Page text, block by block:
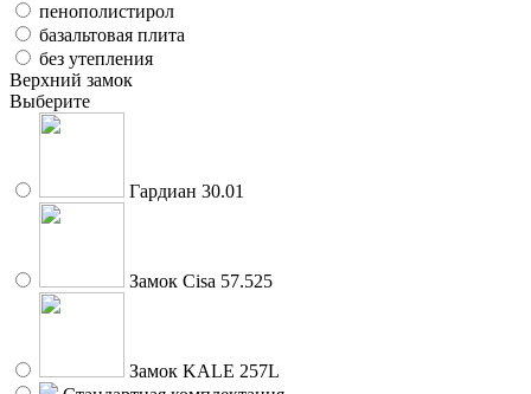
пенополистирол
базальтовая плита
без утепления
Верхний замок
Выберите
Гардиан 30.01
Замок Cisa 57.525
Замок KALE 257L